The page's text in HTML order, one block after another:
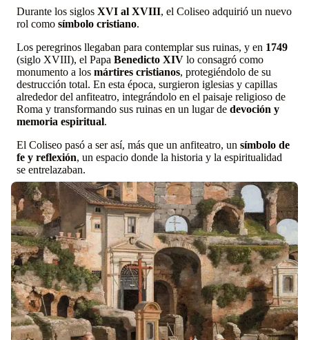
Durante los siglos XVI al XVIII, el Coliseo adquirió un nuevo
rol como símbolo cristiano.
Los peregrinos llegaban para contemplar sus ruinas, y en 1749
(siglo XVIII), el Papa Benedicto XIV lo consagró como
monumento a los mártires cristianos, protegiéndolo de su
destrucción total. En esta época, surgieron iglesias y capillas
alrededor del anfiteatro, integrándolo en el paisaje religioso de
Roma y transformando sus ruinas en un lugar de devoción y
memoria espiritual.
El Coliseo pasó a ser así, más que un anfiteatro, un símbolo de
fe y reflexión, un espacio donde la historia y la espiritualidad
se entrelazaban.